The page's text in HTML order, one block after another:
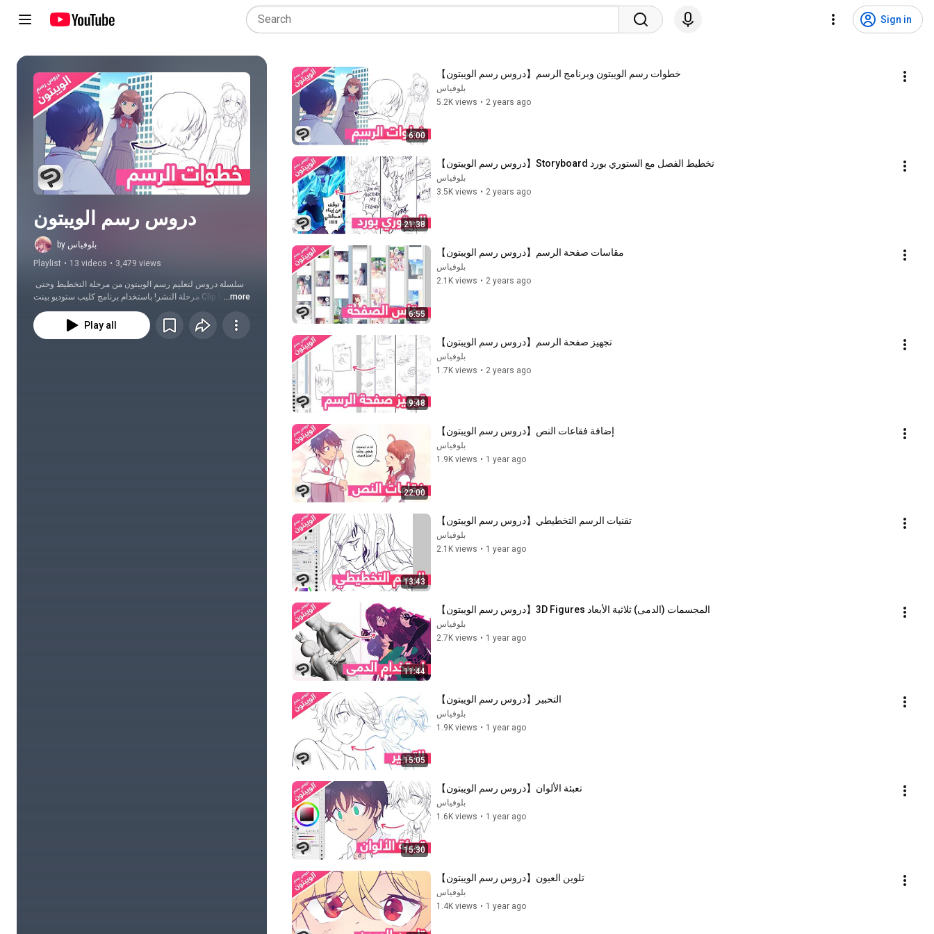
Sign in
Play all
دروس رسم الويبتون
by بلوفياس
Playlist • 13 videos • 3,479 views
مرحلة النشر! باستخدام برنامج كليب ستوديو بينت Clip Studio
Paint
...more
Play all
6:00
خطوات رسم الويبتون وبرنامج الرسم【دروس رسم الويبتون】
بلوفياس
5.2K views • 2 years ago
21:38
تخطيط الفصل مع الستوري بورد Storyboard【دروس رسم الويبتون】
بلوفياس
3.5K views • 2 years ago
6:55
مقاسات صفحة الرسم【دروس رسم الويبتون】
بلوفياس
2.1K views • 2 years ago
9:48
تجهيز صفحة الرسم【دروس رسم الويبتون】
بلوفياس
1.7K views • 2 years ago
22:00
إضافة فقاعات النص【دروس رسم الويبتون】
بلوفياس
1.9K views • 1 year ago
13:43
تقنيات الرسم التخطيطي【دروس رسم الويبتون】
بلوفياس
2.1K views • 1 year ago
11:44
المجسمات (الدمى) ثلاثية الأبعاد 3D Figures【دروس رسم الويبتون】
بلوفياس
2.7K views • 1 year ago
15:05
التحبير【دروس رسم الويبتون】
بلوفياس
1.9K views • 1 year ago
15:30
تعبئة الألوان【دروس رسم الويبتون】
بلوفياس
1.6K views • 1 year ago
تلوين العيون【دروس رسم الويبتون】
بلوفياس
1.4K views • 1 year ago